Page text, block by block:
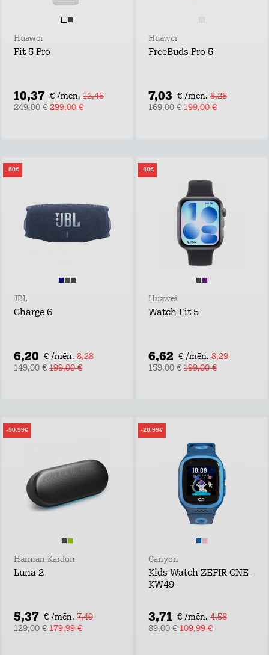
Huawei
Fit 5 Pro
10,37 € /mēn. 12,45
249,00 € 299,00 €
Huawei
FreeBuds Pro 5
7,03 € /mēn. 8,28
169,00 € 199,00 €
-50€
JBL
Charge 6
6,20 € /mēn. 8,28
149,00 € 199,00 €
-40€
Huawei
Watch Fit 5
6,62 € /mēn. 8,29
159,00 € 199,00 €
-50,99€
Harman Kardon
Luna 2
5,37 € /mēn. 7,49
129,00 € 179,99 €
-20,99€
Canyon
Kids Watch ZEFIR CNE-
KW49
3,71 € /mēn. 4,58
89,00 € 109,99 €